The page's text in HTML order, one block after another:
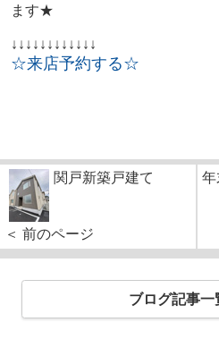
ます★
↓↓↓↓↓↓↓↓↓↓↓↓
☆来店予約する☆
関戸新築戸建て
＜ 前のページ
年
ブログ記事一